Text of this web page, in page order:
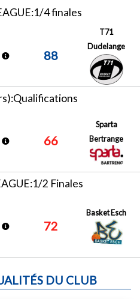
4 finales
88
T71
Dudelange
66
Sparta
Bertrange
2 Finales
72
Basket Esch
DU CLUB